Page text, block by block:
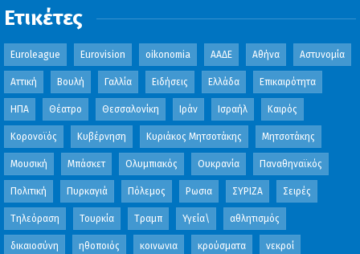
Ετικέτες
Euroleague Eurovision oikonomia ΑΑΔΕ Αθήνα Αστυνομία
Αττική Βουλή Γαλλία Ειδήσεις Ελλάδα Επικαιρότητα
ΗΠΑ Θέατρο Θεσσαλονίκη Ιράν Ισραήλ Καιρός
Κορονοϊός Κυβέρνηση Κυριάκος Μητσοτάκης Μητσοτάκης
Μουσική Μπάσκετ Ολυμπιακός Ουκρανία Παναθηναϊκός
Πολιτική Πυρκαγιά Πόλεμος Ρωσια ΣΥΡΙΖΑ Σειρές
Τηλεόραση Τουρκία Τραμπ Υγεία\ αθλητισμός
δικαιοσύνη ηθοποιός κοινωνια κρούσματα νεκροί